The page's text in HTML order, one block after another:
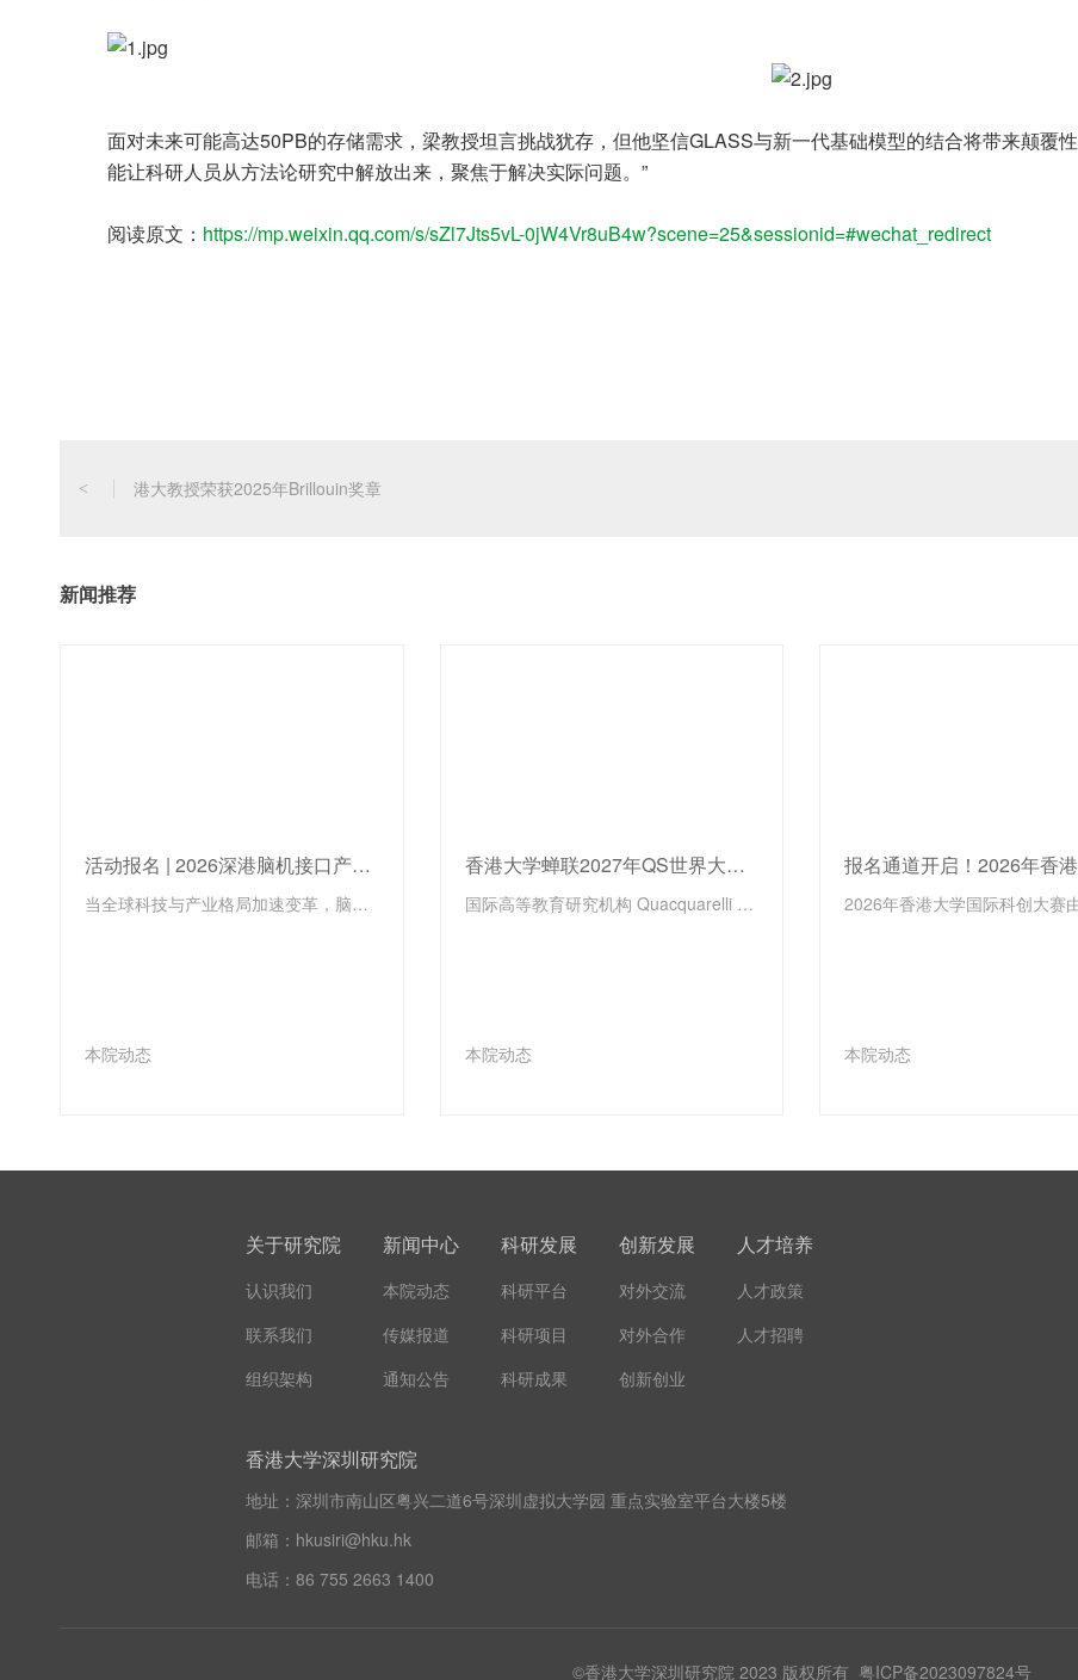
面对未来可能高达50PB的存储需求，梁教授坦言挑战犹存，但他坚信GLASS与新一代基础模型的结合将带来颠覆
能让科研人员从方法论研究中解放出来，聚焦于解决实际问题。”
阅读原文： https://mp.weixin.qq.com/s/sZl7Jts5vL-0jW4Vr8uB4w?scene=25&sessionid=#wechat_redirect
< 港大教授荣获2025年Brillouin奖章
新闻推荐
活动报名 | 2026深港脑机接口产业国际合作大会，8.15前海见！
当全球科技与产业格局加速变革，脑机接口（BCI）技术正从前沿实验室走向临床与产业化的爆发前夜。如何在技术突破、临床转化、法规监管与全球合作的浪潮中找准方向、链接顶尖学术与资本资源，已成为决定未来产业格局的关键。由香港大学青年科创学院、香港大学先进生物医学仪器中心（InnoHK）、香港大学科创中心及香港大学深圳研究院联合主办的「2026深港脑机接口产业国际合作大会」，将于2026年8月15日在香港大...
本院动态
香港大学蝉联2027年QS世界大学排名全球第11位！
国际高等教育研究机构 Quacquarelli Symonds（QS）于6月18日公布“2027年QS世界大学排名”，香港大学（港大）连续第二年荣登全球第11位，稳居世界最顶尖学府行列。港大蝉联此历史佳绩，不仅彰显大学在国际及本地的领先地位，更凭藉学术卓越与全球影响力，继续引领本地高等教育的发展。
本院动态 本院动态
关于研究院
认识我们
联系我们
组织架构
新闻中心
本院动态
传媒报道
通知公告
科研发展
科研平台
科研项目
科研成果
创新发展
对外交流
对外合作
创新创业
人才培养
人才政策
人才招聘
香港大学深圳研究院
地址：深圳市南山区粤兴二道6号深圳虚拟大学园 重点实验室平台大楼5楼
邮箱：hkusiri@hku.hk
电话：86 755 2663 1400
©香港大学深圳研究院 2023 版权所有 粤ICP备2023097824号